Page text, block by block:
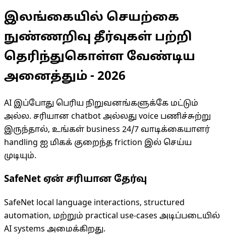
இலங்கையில் செயற்கை
நுண்ணறிவு தீர்வுகள் பற்றி
தெரிந்துகொள்ள வேண்டிய
அனைத்தும் - 2026
AI இப்போது பெரிய நிறுவனங்களுக்கே மட்டும்
அல்ல. சரியான chatbot அல்லது voice பணிச்சுற்று
இருந்தால், உங்கள் business 24/7 வாடிக்கையாளர்
handling ஐ மிகக் குறைந்த friction இல் செய்ய
முடியும்.
SafeNet ஏன் சரியான தேர்வு
SafeNet local language interactions, structured
automation, மற்றும் practical use-cases அடிப்படையில்
AI systems அமைக்கிறது.